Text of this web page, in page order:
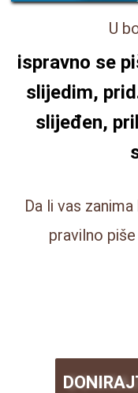
U
ispravno se
slijedim,
slijeđen,
Da li vas
pravilno piše